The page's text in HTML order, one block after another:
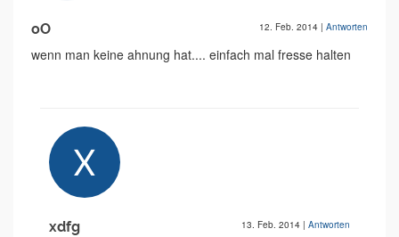
oO 12. Feb. 2014 | Antworten
wenn man keine ahnung hat.... einfach mal fresse halten
xdfg 13. Feb. 2014 | Antworten